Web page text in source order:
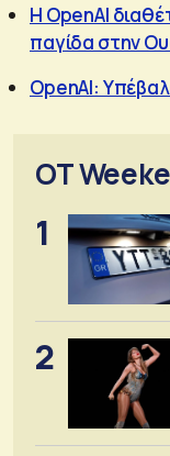
Η OpenAI
παγίδα στην
OpenAI:
OT
1
2